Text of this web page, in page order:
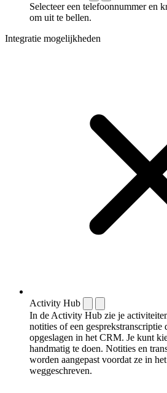
Selecteer een telefoonnummer en
om uit te bellen.
Integratie mogelijkheden
Activity Hub
In de Activity Hub zie je
notities of een gespreks­transcriptie
opgeslagen in het CRM. Je kunt
handmatig te doen. Notities en
worden aangepast voordat ze in
weggeschreven.